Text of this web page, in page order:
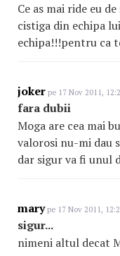
Ce as mai ride eu
cistiga din echipa
echipa!!!pentru ca
joker pe 17 Nov 2011,
fara dubii
Moga are cea mai
valorosi nu-mi dau
dar sigur va fi unul
marype 17 Nov 2011,
sigur...
nimeni altul decat